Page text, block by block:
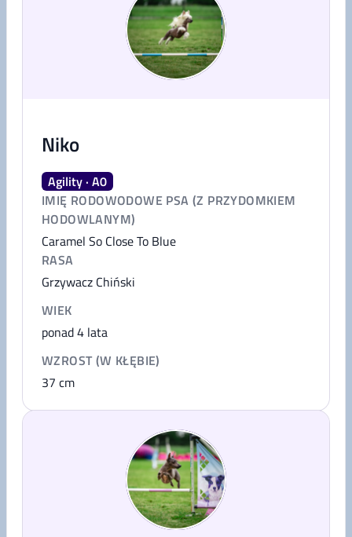
Niko
Agility · A0
IMIĘ RODOWODOWE PSA (Z PRZYDOMKIEM
HODOWLANYM)
Caramel So Close To Blue
RASA
Grzywacz Chiński
WIEK
ponad 4 lata
WZROST (W KŁĘBIE)
37 cm